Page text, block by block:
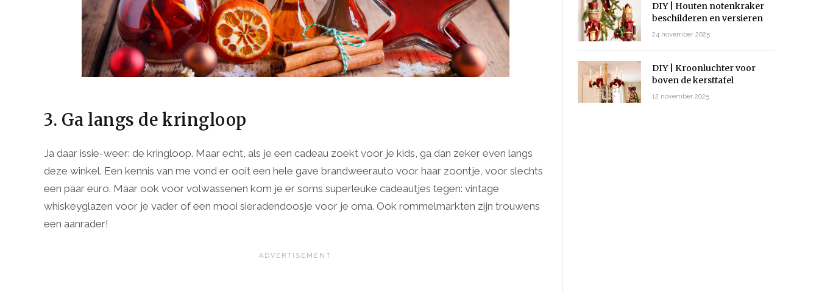
3. Ga langs de kringloop
Ja daar issie-weer: de kringloop. Maar echt, als je een cadeau zoekt voor je kids, ga dan zeker even langs
deze winkel. Een kennis van me vond er ooit een hele gave brandweerauto voor haar zoontje, voor slechts
een paar euro. Maar ook voor volwassenen kom je er soms superleuke cadeautjes tegen: vintage
whiskeyglazen voor je vader of een mooi sieradendoosje voor je oma. Ook rommelmarkten zijn trouwens
een aanrader!
DIY | Houten notenkraker
beschilderen en versieren
24 november 2025
DIY | Kroonluchter voor
boven de kersttafel
12 november 2025